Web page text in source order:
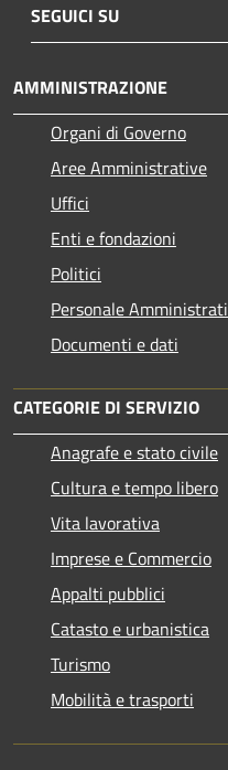
SEGUICI SU
AMMINISTRAZIONE
Organi di Governo
Aree Amministrative
Uffici
Enti e fondazioni
Politici
Personale
Documenti e dati
CATEGORIE DI SERVIZIO
Anagrafe e stato civile
Cultura e tempo libero
Vita lavorativa
Imprese e Commercio
Appalti pubblici
Catasto e urbanistica
Turismo
Mobilità e trasporti